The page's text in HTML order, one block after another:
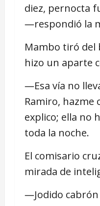
diez, pernocta
―respondió la
Mambo tiró del
hizo un aparte
―Esa vía no
Ramiro, hazme
explico; ella no
toda la noche.
El comisario
mirada de
―Jodido